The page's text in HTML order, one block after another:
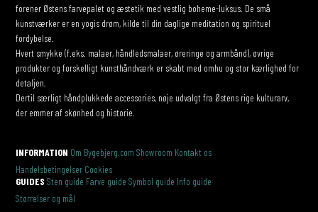
forener Østens farvepalet og æstetik med vestlig boheme-luksus. De små
kunstværker er en yogis drøm, kilde til din daglige meditation og spirituel
fordybelse.
Hvert smykke (f.eks. malaer, håndledsmalaer, øreringe og armbånd), øvrige
produkter og forskelligt kunsthåndværk er skabt med omhu og stor kærlighed for
detaljen.
Dertil særligt håndplukkede accessories, nøje udvalgt fra Østens rige kulturarv,
der emmer af skønhed og historie.
INFORMATION Om Bygebjerg.com Showroom Kontakt os
Handelsbetingelser Cookies
GUIDES Sten guide Farve guide Symbol guide Info guide
Størrelser og mål